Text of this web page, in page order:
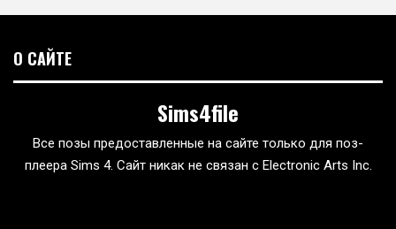
О САЙТЕ
Sims4file
Все позы предоставленные на сайте только для поз-
плеера Sims 4. Сайт никак не связан с Electronic Arts Inc.